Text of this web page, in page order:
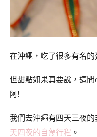
在沖繩，吃了很多有名的
但甜點如果真要說，這間
阿!
我們去沖繩有四天三夜
天四夜的自駕行程 。